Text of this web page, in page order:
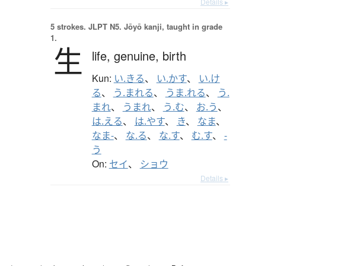
5 strokes. JLPT N5. Jōyō kanji, taught in grade
1.
生 life, genuine, birth
Kun: い.きる、 い.かす、
い.け
る、 う.まれる、 うま.れる、
う.
まれ、 うまれ、 う.む、 お.う、
は.える、 は.やす、 き、 なま、
なま-、 な.る、 な.す、 む.す、 -
う
On: セイ、 ショウ
Details ▸